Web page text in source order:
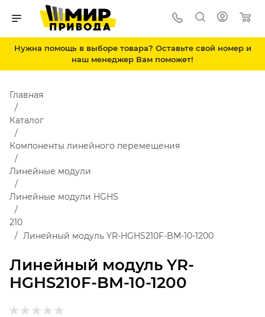
Нужна помощь в выборе товара? Оставьте свой номер и
наш менеджер Вам поможет!
Линейный модуль YR-
HGHS210F-BM-10-1200
Главная
Каталог
Компоненты линейного перемещения
Линейные модули
Линейные модули HGHS
210
Линейный модуль YR-HGHS210F-BM-10-1200